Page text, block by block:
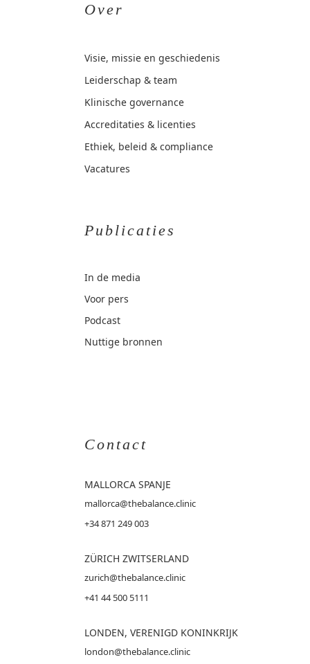
Over
Visie, missie en geschiedenis
Leiderschap & team
Klinische governance
Accreditaties & licenties
Ethiek, beleid & compliance
Vacatures
Publicaties
In de media
Voor pers
Podcast
Nuttige bronnen
Contact
MALLORCA SPANJE
mallorca@thebalance.clinic
+34 871 249 003
ZÜRICH ZWITSERLAND
zurich@thebalance.clinic
+41 44 500 5111
LONDEN, VERENIGD KONINKRIJK
london@thebalance.clinic